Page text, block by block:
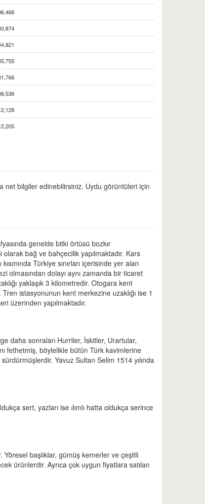
net bilgiler edinebilirsiniz. Uydu görüntüleri için
genelde bitki örtüsü bozkır
olarak bağ ve bahçecilik yapılmaktadır. Kars
Türkiye sınırları içerisinde yer alan
olmasından dolayı aynı zamanda bir ticaret
yaklaşık 3 kilometredir. Otogara kent
istasyonunun kent merkezine uzaklığı ise 1
üzerinden yapılmaktadır.
daha sonraları Hurriler, İskitler, Urartular,
fethetmiş, böylelikle bütün Türk kavimlerine
Yavuz Sultan Selim 1514 yılında
sert, yazları ise ılımlı hatta oldukça serince
Yöresel başlıklar, gümüş kemerler ve çeşitli
ürünlerdir. Ayrıca çok uygun fiyatlara satılan